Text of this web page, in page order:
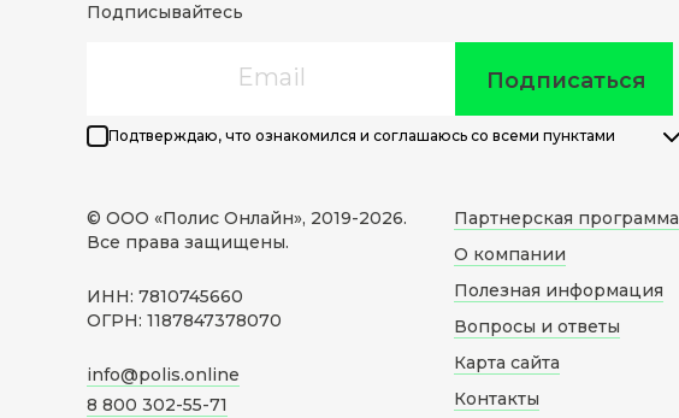
Подписывайтесь
Подписаться
Подтверждаю, что ознакомился и соглашаюсь со всеми пунктами
© ООО «Полис Онлайн», 2019-2026.
Все права защищены.
ИНН: 7810745660
ОГРН: 1187847378070
info@polis.online
8 800 302-55-71
Партнерская программа
О компании
Полезная информация
Вопросы и ответы
Карта сайта
Контакты